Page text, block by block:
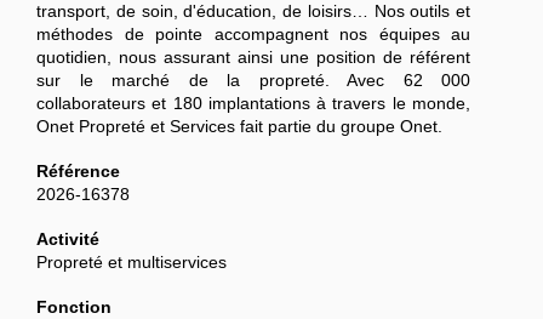
transport, de soin, d'éducation, de loisirs… Nos outils et
méthodes de pointe accompagnent nos équipes au
quotidien, nous assurant ainsi une position de référent
sur le marché de la propreté. Avec 62 000
collaborateurs et 180 implantations à travers le monde,
Onet Propreté et Services fait partie du groupe Onet.
Référence
2026-16378
Activité
Propreté et multiservices
Fonction